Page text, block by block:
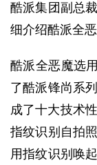
酷派集团副总
细介绍酷派全
酷派全恶魔选
了酷派锋尚系
成了十大技术
指纹识别自拍
用指纹识别唤